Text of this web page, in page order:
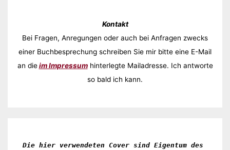
Kontakt
Bei Fragen, Anregungen oder auch bei Anfragen zwecks
einer Buchbesprechung schreiben Sie mir bitte eine E-Mail
an die im Impressumhinterlegte Mailadresse. Ich antworte
so bald ich kann.
Die hier verwendeten Cover sind Eigentum des